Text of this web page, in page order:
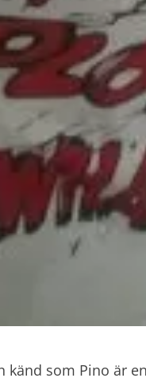
känd som Pino är